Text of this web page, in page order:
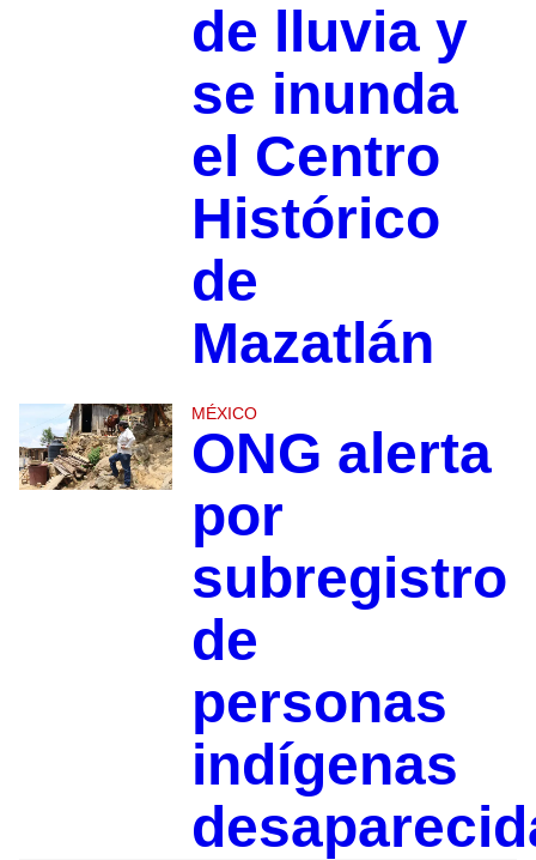
de lluvia y
se inunda
el Centro
Histórico
de
Mazatlán
MÉXICO
ONG alerta
por
subregistro
de
personas
indígenas